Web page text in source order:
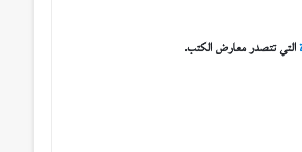
التي تتصدر معارض الكتب.